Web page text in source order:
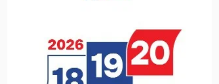
07.08.2026 14:01
В Нижегородской области выбрали лучшего лесного
пожарного